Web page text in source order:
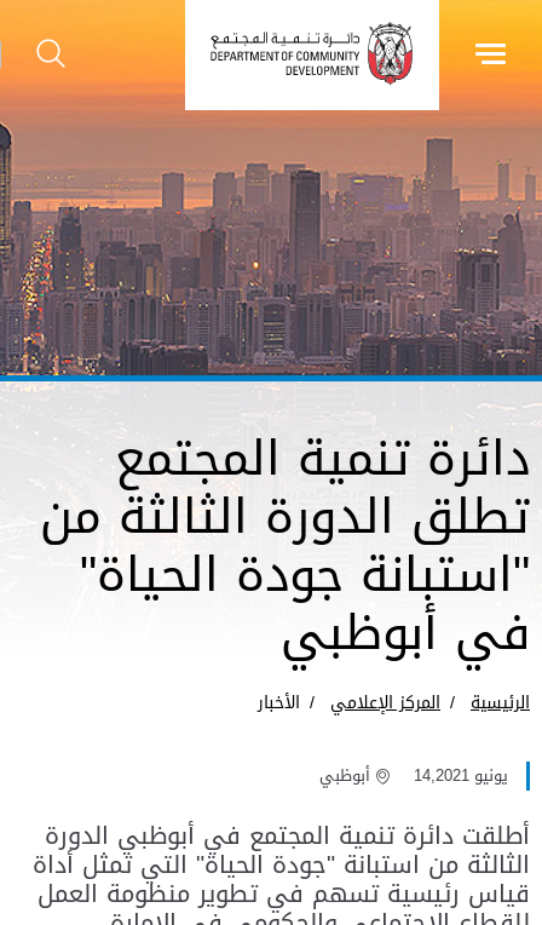
دائرة تنمية المجتمع
تطلق الدورة الثالثة من
"استبانة جودة الحياة"
في أبوظبي
الرئيسية المركز الإعلامي الأخبار
يونيو 14,2021 أبوظبي
أطلقت دائرة تنمية المجتمع في أبوظبي الدورة
الثالثة من استبانة "جودة الحياة" التي تمثل أداة
قياس رئيسية تسهم في تطوير منظومة العمل